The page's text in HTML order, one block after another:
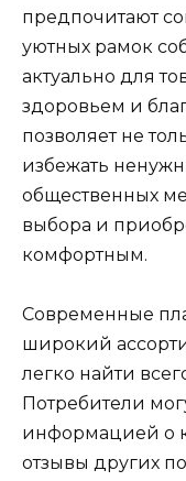
предпочитают
уютных рамок
актуально для
здоровьем и
позволяет не
избежать
общественных
выбора и
комфортным.
Современные
широкий
легко найти
Потребители
информацией о
отзывы других